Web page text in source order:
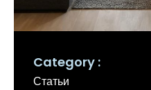
Category
Статьи